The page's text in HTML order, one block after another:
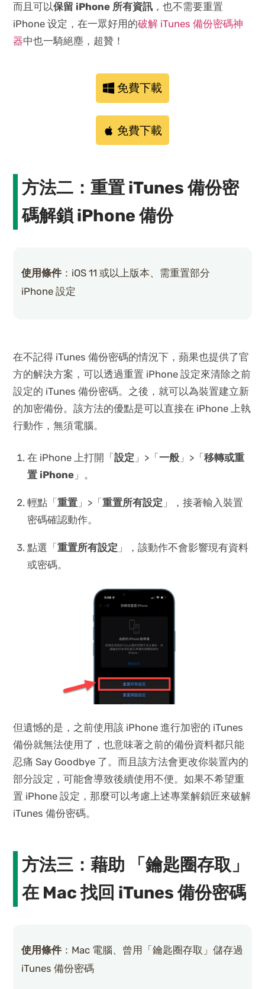
而且可以保留 iPhone 所有資訊 ，也不需要重置
iPhone 设定，在一眾好用的破解 iTunes 備份密碼神
器中也一騎絕塵，超贊！
免費下載
免費下載
方法二：重置 iTunes 備份密
碼解鎖 iPhone 備份
使用條件：iOS 11 或以上版本、需重置部分
iPhone 設定
在不記得 iTunes 備份密碼的情況下，蘋果也提供了官
方的解決方案，可以透過重置 iPhone 設定來清除之前
設定的 iTunes 備份密碼。之後，就可以為裝置建立新
的加密備份。該方法的優點是可以直接在 iPhone 上執
行動作，無須電腦。
在 iPhone 上打開「設定 」>「一般 」>「移轉或重
置 iPhone 」。
輕點「重置 」>「重置所有設定 」，接著輸入裝置
密碼確認動作。
點選「重置所有設定 」，該動作不會影響現有資料
或密碼。
但遺憾的是，之前使用該 iPhone 進行加密的 iTunes
備份就無法使用了，也意味著之前的備份資料都只能
忍痛 Say Goodbye 了。而且該方法會更改你裝置內的
部分設定，可能會導致後續使用不便。如果不希望重
置 iPhone 設定，那麼可以考慮上述專業解鎖匠來破解
iTunes 備份密碼。
方法三：藉助 「鑰匙圈存取」
在 Mac 找回 iTunes 備份密碼
使用條件：Mac 電腦、曾用「鑰匙圈存取」儲存過
iTunes 備份密碼